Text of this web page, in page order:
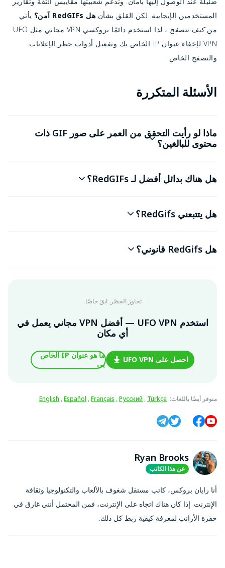
المستخدمين الإيجابية. لكن القلق بشأن هل RedGIFs آمن؟
يأتي
منكيف تتصفح
، لذا استخدم دائمًا بروكسي VPN مجاني مثل UFO
VPN لإخفاء عنوان IP الخاص بك وتفعيل أدوات حظر الإعلانات
والتصفح الخاص.
الأسئلة المتكررة
ماذا لو رأيت التحقق من العمر على صور GIF ذات
محتوى للبالغين؟
هل هناك بدائل أفضل لـ RedGIFs؟
هل يتتبعني RedGifs؟
هل RedGifs قانوني؟
تجاوز الحظر. ابقَ خاصًا.
استخدم UFO VPN — أفضل VPN مجاني يعمل في
أي مكان
احصل على UFO VPN
ما هو عنوان IP الخاص
بي
متوفر أيضًا باللغات:
English ,Español ,Français ,Русский , Türkçe
Ryan Brooks
عن هذا الكاتب
أنا رايان بروكس، كاتب مستقل شغوف بالألعاب والتكنولوجيا وثقافة
الإنترنت. إذا كان هناك اتجاه على الإنترنت، فمن المحتمل أنني غارق في
حفرة الأرانب لمعرفة كيفية ربط كل ذلك.